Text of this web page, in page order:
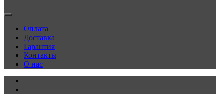
Оплата
Доставка
Гарантия
Контакты
О нас